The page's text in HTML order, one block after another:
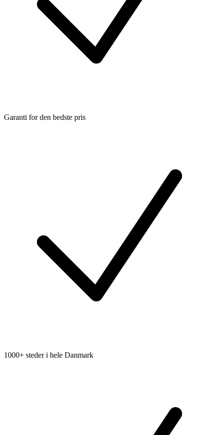
Garanti for den bedste pris
1000+ steder i hele Danmark